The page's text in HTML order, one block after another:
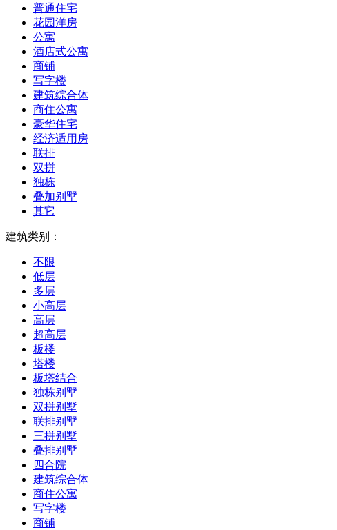
普通住宅
花园洋房
公寓
酒店式公寓
商铺
写字楼
建筑综合体
商住公寓
豪华住宅
经济适用房
联排
双拼
独栋
叠加别墅
其它
建筑类别：
不限
低层
多层
小高层
高层
超高层
板楼
塔楼
板塔结合
独栋别墅
双拼别墅
联排别墅
三拼别墅
叠排别墅
四合院
建筑综合体
商住公寓
写字楼
商铺